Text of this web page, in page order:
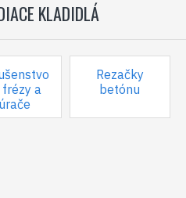
KLADIDLÁ
a
Rezačky
betónu